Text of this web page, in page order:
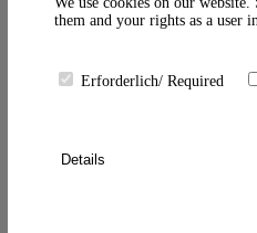
Suche schließen
them and your rights as a user
Erforderlich/ Required
Details